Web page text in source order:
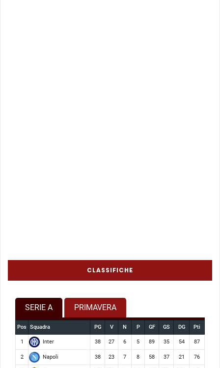
CLASSIFICHE
SERIE A PRIMAVERA
Pos Squadra PG V N P GF GS DG Pti
1 Inter 38 27 6 5 89 35 54 87
2 Napoli 38 23 7 8 58 37 21 76